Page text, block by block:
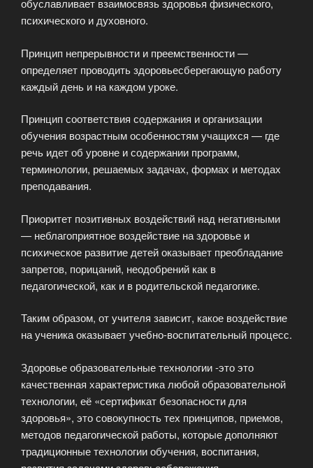
обуславливает взаимосвязь здоровья физического,
психического и духовного.
Принцип непрерывности и преемственности —
определяет проводить здоровьесберегающую работу
каждый день и на каждом уроке.
Принцип соответствия содержания и организации
обучения возрастным особенностям учащихся — где
речь идет об уровне и содержании программ,
терминологии, решаемых задачах, формах и методах
преподавания.
Приоритет позитивных воздействий над негативными
— неблагоприятное воздействие на здоровье и
психическое развитие детей оказывает преобладание
запретов, порицаний, неодобрений как в
педагогической, как и в родительской педагогике.
Таким образом, от учителя зависит, какое воздействие
на ученика оказывает учебно-воспитательный процесс.
Здоровье образовательные технологии -это это
качественная характеристика любой образовательной
технологии, её «сертификат безопасности для
здоровья», это совокупность тех принципов, приемов,
методов педагогической работы, которые дополняют
традиционные технологии обучения, воспитания,